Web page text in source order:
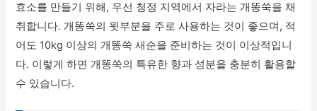
효소를 만들기 위해, 우선 청정 지역에서 자라는 개똥쑥을 채
취합니다. 개똥쑥의 윗부분을 주로 사용하는 것이 좋으며, 적
어도 10kg 이상의 개똥쑥 새순을 준비하는 것이 이상적입니
다. 이렇게 하면 개똥쑥의 특유한 향과 성분을 충분히 활용할
수 있습니다.